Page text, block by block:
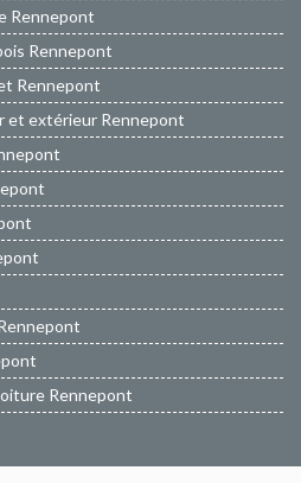
Rennepont
Rennepont
Rennepont
et extérieur Rennepont
Rennepont